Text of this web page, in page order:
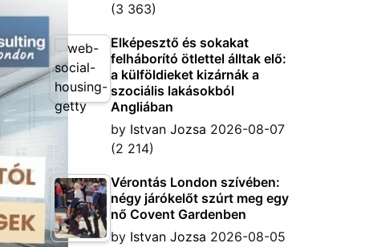
(3 363)
Elképesztő és sokakat
felháborító ötlettel álltak elő:
a külföldieket kizárnák a
szociális lakásokból
Angliában
by Istvan Jozsa 2026-08-07
(2 214)
Vérontás London szívében:
négy járókelőt szúrt meg egy
nő Covent Gardenben
by Istvan Jozsa 2026-08-05